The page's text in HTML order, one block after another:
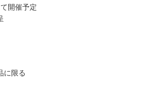
開催予定
に限る